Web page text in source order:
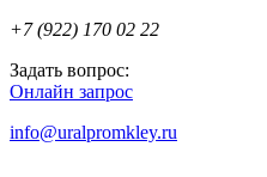
+7 (922) 170 02 22
Задать вопрос:
Онлайн запрос
info@uralpromkley.ru